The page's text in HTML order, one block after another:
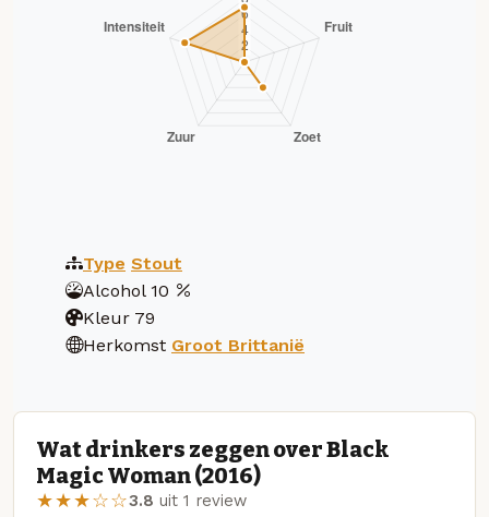
Type Stout
Alcohol 10
Kleur 79
Herkomst Groot Brittanië
Wat drinkers zeggen over Black
Magic Woman (2016)
★★★☆☆3.8 uit 1 review